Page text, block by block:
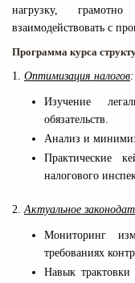
Чтобы
налоговой
изучая
отправляя их на
нагрузку,
взаимодействовать с
Программа курса
1. Оптимизация налогов
Изучение
обязательств.
Анализ и
Практические
налогового
2.Актуальное
Мониторинг
требованиях
Навык